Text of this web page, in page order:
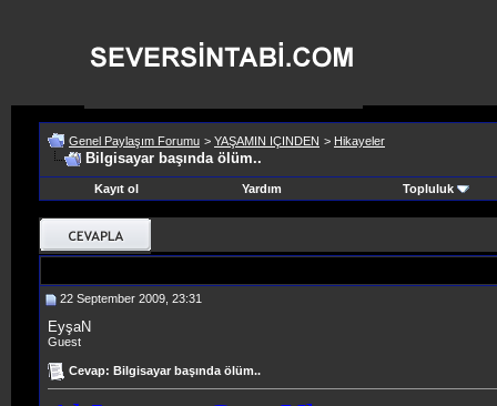
Genel Paylaşım Forumu > YAŞAMIN IÇINDEN > Hikayeler
Bilgisayar başında ölüm..
Kayıt ol Yardım Topluluk
22 September 2009, 23:31
EyşaN
Guest
Cevap: Bilgisayar başında ölüm..